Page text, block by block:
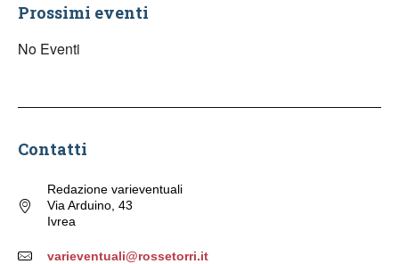
Prossimi eventi
No Eventi
Contatti
Redazione varieventuali
Via Arduino, 43
Ivrea
varieventuali@rossetorri.it